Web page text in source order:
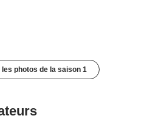
photos de la saison 1